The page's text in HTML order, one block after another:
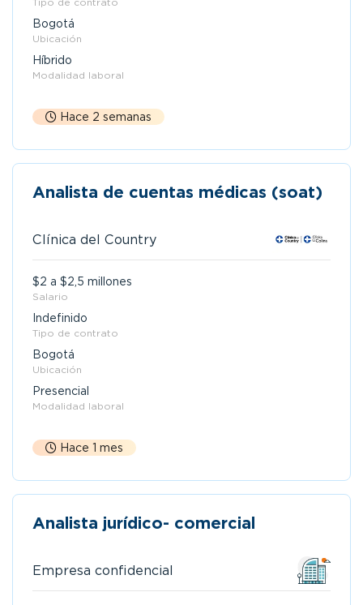
Bogotá
Ubicación
Híbrido
Modalidad laboral
Hace 2 semanas
Analista de cuentas médicas (soat)
Clínica del Country
$2 a $2,5 millones
Salario
Indefinido
Tipo de contrato
Bogotá
Ubicación
Presencial
Modalidad laboral
Hace 1 mes
Analista jurídico- comercial
Empresa confidencial